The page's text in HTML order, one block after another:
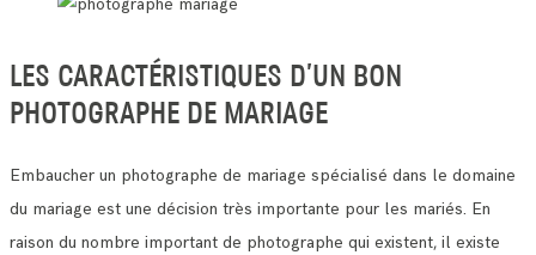
LES CARACTÉRISTIQUES D’UN BON
PHOTOGRAPHE DE MARIAGE
Embaucher un photographe de mariage spécialisé dans le domaine
du mariage est une décision très importante pour les mariés. En
raison du nombre important de photographe qui existent, il existe